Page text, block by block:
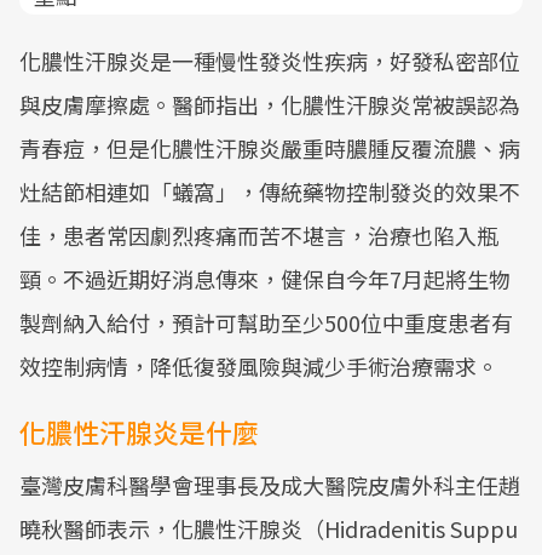
化膿性汗腺炎是一種慢性發炎性疾病，好發私密部位
與皮膚摩擦處。醫師指出，化膿性汗腺炎常被誤認為
青春痘，但是化膿性汗腺炎嚴重時膿腫反覆流膿、病
灶結節相連如「蟻窩」，傳統藥物控制發炎的效果不
佳，患者常因劇烈疼痛而苦不堪言，治療也陷入瓶
頸。不過近期好消息傳來，健保自今年7月起將生物
製劑納入給付，預計可幫助至少500位中重度患者有
效控制病情，降低復發風險與減少手術治療需求。
化膿性汗腺炎是什麼
臺灣皮膚科醫學會理事長及成大醫院皮膚外科主任趙
曉秋醫師表示，化膿性汗腺炎（Hidradenitis Suppu